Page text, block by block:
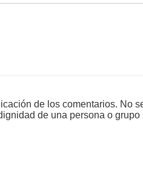
de los comentarios. No
de una persona o